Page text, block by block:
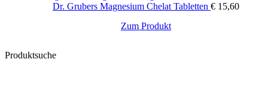
Dr. Grubers Magnesium Chelat Tabletten € 15,60
Zum Produkt
Produktsuche